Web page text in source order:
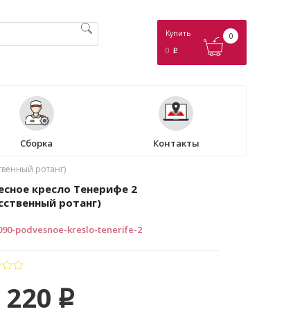
Купить
0 p
0
Сборка Контакты
ротанг)
кресло Тенерифе 2
ротанг)
podvesnoe-kreslo-tenerife-2
p